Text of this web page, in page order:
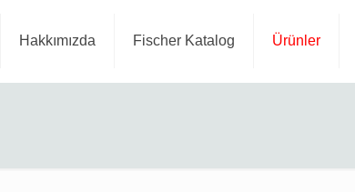
Hakkımızda Fischer Katalog Ürünler